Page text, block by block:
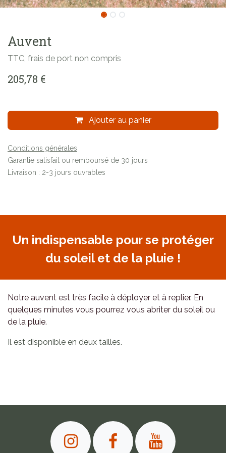
Auvent
TTC, frais de port non compris
205,78 €
Ajouter au panier
Conditions générales
Garantie satisfait ou remboursé de 30 jours
Livraison : 2-3 jours ouvrables
Un indispensable pour se protéger
du soleil et de la pluie !
Notre auvent est très facile à déployer et à replier. En
quelques minutes vous pourrez vous abriter du soleil ou
de la pluie.
Il est disponible en deux tailles.